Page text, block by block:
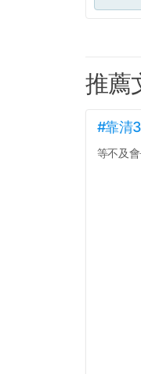
推薦
#靠清
等不及